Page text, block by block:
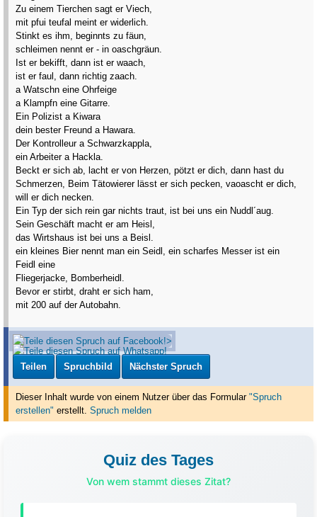
Zu einem Tierchen sagt er Viech,
mit pfui teufal meint er widerlich.
Stinkt es ihm, beginnts zu fäun,
schleimen nennt er - in oaschgräun.
Ist er bekifft, dann ist er waach,
ist er faul, dann richtig zaach.
a Watschn eine Ohrfeige
a Klampfn eine Gitarre.
Ein Polizist a Kiwara
dein bester Freund a Hawara.
Der Kontrolleur a Schwarzkappla,
ein Arbeiter a Hackla.
Beckt er sich ab, lacht er von Herzen, pötzt er dich, dann hast du
Schmerzen, Beim Tätowierer lässt er sich pecken, vaoascht er dich,
will er dich necken.
Ein Typ der sich rein gar nichts traut, ist bei uns ein Nuddl´aug.
Sein Geschäft macht er am Heisl,
das Wirtshaus ist bei uns a Beisl.
ein kleines Bier nennt man ein Seidl, ein scharfes Messer ist ein
Feidl eine
Fliegerjacke, Bomberheidl.
Bevor er stirbt, draht er sich ham,
mit 200 auf der Autobahn.
Teilen Spruchbild Nächster Spruch
Dieser Inhalt wurde von einem Nutzer über das Formular "Spruch
erstellen" erstellt. Spruch melden
Quiz des Tages
Von wem stammt dieses Zitat?